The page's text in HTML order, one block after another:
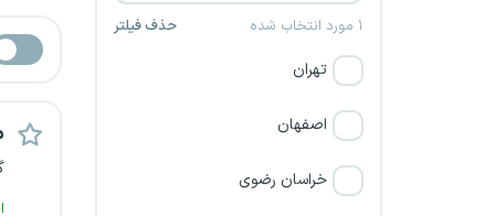
۱ مورد انتخاب شده حذف فیلتر
تهران
اصفهان
خراسان رضوی